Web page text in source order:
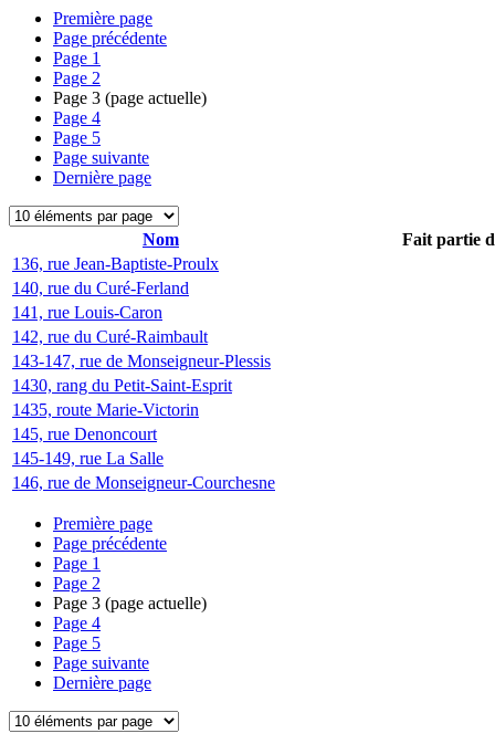
Première page
Page précédente
Page 1
Page 2
Page 3 (page actuelle)
Page 4
Page 5
Page suivante
Dernière page
Nom
Fait partie
136, rue Jean-Baptiste-Proulx
140, rue du Curé-Ferland
141, rue Louis-Caron
142, rue du Curé-Raimbault
143-147, rue de Monseigneur-Plessis
1430, rang du Petit-Saint-Esprit
1435, route Marie-Victorin
145, rue Denoncourt
145-149, rue La Salle
146, rue de Monseigneur-Courchesne
Première page
Page précédente
Page 1
Page 2
Page 3 (page actuelle)
Page 4
Page 5
Page suivante
Dernière page